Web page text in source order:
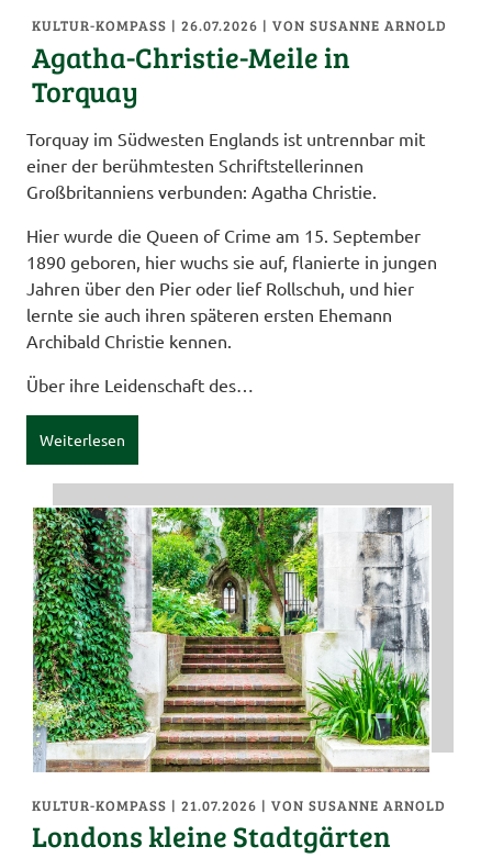
KULTUR-KOMPASS | 26.07.2026 | VON SUSANNE ARNOLD
Agatha-Christie-Meile in
Torquay
Torquay im Südwesten Englands ist untrennbar mit
einer der berühmtesten Schriftstellerinnen
Großbritanniens verbunden: Agatha Christie.
Hier wurde die Queen of Crime am 15. September
1890 geboren, hier wuchs sie auf, flanierte in jungen
Jahren über den Pier oder lief Rollschuh, und hier
lernte sie auch ihren späteren ersten Ehemann
Archibald Christie kennen.
Über ihre Leidenschaft des…
Weiterlesen
KULTUR-KOMPASS | 21.07.2026 | VON SUSANNE ARNOLD
Londons kleine Stadtgärten